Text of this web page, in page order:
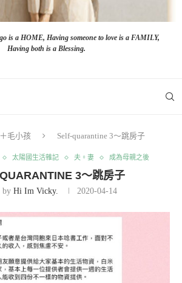
is a HOME, Having someone to love is a FAMILY,
Having both is a Blessing.
毛小孩 Self-quarantine 3～跳房子
太陽國生活雜記 夫。妻 成為母親之後
3～跳房子
by Hi Im Vicky. 2020-04-14